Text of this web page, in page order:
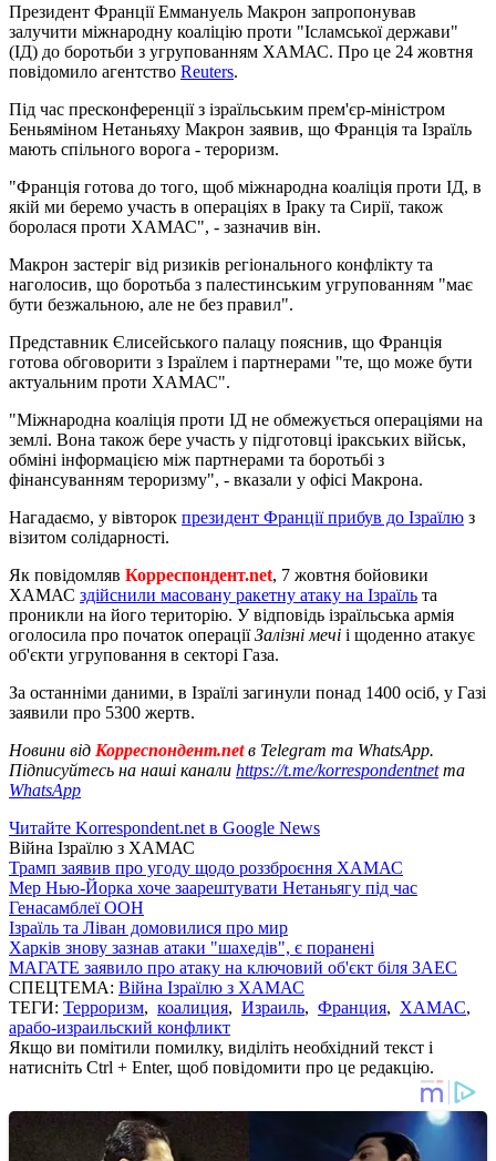
Президент Франції Еммануель Макрон запропонував
залучити міжнародну коаліцію проти "Ісламської держави"
(ІД) до боротьби з угрупованням ХАМАС. Про це 24 жовтня
повідомило агентство Reuters.
Під час пресконференції з ізраїльським прем'єр-міністром
Беньяміном Нетаньяху Макрон заявив, що Франція та Ізраїль
мають спільного ворога - тероризм.
"Франція готова до того, щоб міжнародна коаліція проти ІД, в
якій ми беремо участь в операціях в Іраку та Сирії, також
боролася проти ХАМАС", - зазначив він.
Макрон застеріг від ризиків регіонального конфлікту та
наголосив, що боротьба з палестинським угрупованням "має
бути безжальною, але не без правил".
Представник Єлисейського палацу пояснив, що Франція
готова обговорити з Ізраїлем і партнерами "те, що може бути
актуальним проти ХАМАС".
"Міжнародна коаліція проти ІД не обмежується операціями на
землі. Вона також бере участь у підготовці іракських військ,
обміні інформацією між партнерами та боротьбі з
фінансуванням тероризму", - вказали у офісі Макрона.
Нагадаємо, у вівторок президент Франції прибув до Ізраїлю з
візитом солідарності.
Як повідомляв Корреспондент.net, 7 жовтня бойовики
ХАМАС здійснили масовану ракетну атаку на Ізраїль та
проникли на його територію. У відповідь ізраїльська армія
оголосила про початок операціїЗалізні мечі і щоденно атакує
об'єкти угруповання в секторі Газа.
За останніми даними, в Ізраїлі загинули понад 1400 осіб, у Газі
заявили про 5300 жертв.
Новини від Корреспондент.netв Telegram та WhatsApp.
Підписуйтесь на наші канали https://t.me/korrespondentnetта
WhatsApp
Читайте Korrespondent.net в Google News
Війна Ізраїлю з ХАМАС
Трамп заявив про угоду щодо роззброєння ХАМАС
Мер Нью-Йорка хоче заарештувати Нетаньягу під час
Генасамблеї ООН
Ізраїль та Ліван домовилися про мир
Харків знову зазнав атаки "шахедів", є поранені
МАГАТЕ заявило про атаку на ключовий об'єкт біля ЗАЕС
СПЕЦТЕМА: Війна Ізраїлю з ХАМАС
ТЕГИ: Терроризм, коалиция, Израиль, Франция, ХАМАС,
арабо-израильский конфликт
Якщо ви помітили помилку, виділіть необхідний текст і
натисніть Ctrl + Enter, щоб повідомити про це редакцію.